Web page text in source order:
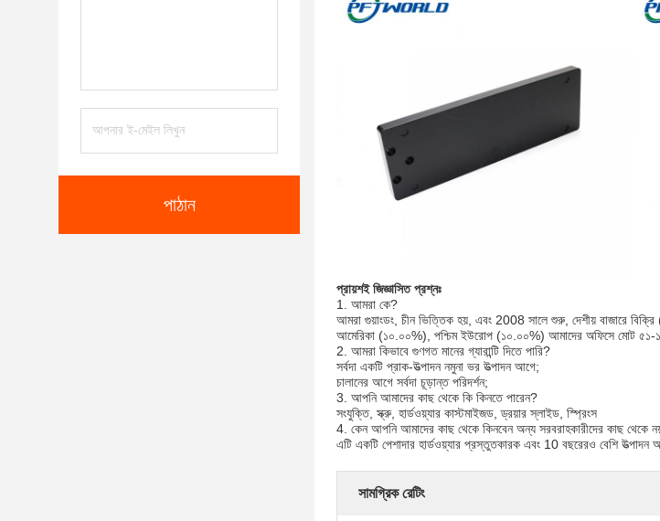
পাঠান
প্রায়শই জিজ্ঞাসিত প্রশ্নঃ
1. আমরা কে?
আমরা গুয়াংডং, চীন ভিত্তিক হয়, এবং 2008 সালে শুরু, দেশীয় বাজারে
আমেরিকা (১০.০০%), পশ্চিম ইউরোপ (১০.০০%) আমাদের অফিসে মোট
2. আমরা কিভাবে গুণগত মানের গ্যারান্টি দিতে পারি?
সর্বদা একটি প্রাক-উত্পাদন নমুনা ভর উত্পাদন আগে;
চালানের আগে সর্বদা চূড়ান্ত পরিদর্শন;
3. আপনি আমাদের কাছ থেকে কি কিনতে পারেন?
সংযুক্তি, স্ক্রু, হার্ডওয়্যার কাস্টমাইজড, ড্রয়ার স্লাইড, স্প্রিংস
4. কেন আপনি আমাদের কাছ থেকে কিনবেন অন্য সরবরাহকারীদের কাছ থেকে
এটি একটি পেশাদার হার্ডওয়্যার প্রস্তুতকারক এবং 10 বছরেরও বেশি উত্পাদন
সামগ্রিক রেটিং